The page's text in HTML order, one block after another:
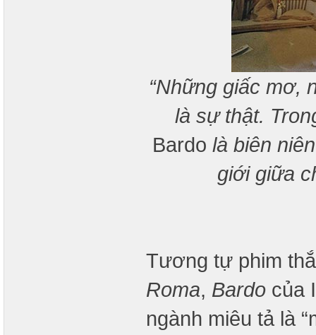
“Những giấc mơ,
là sự thật.
Bardo là biên
giới giữa
Tương tự phim
Roma, Bardo của
ngành miêu tả là